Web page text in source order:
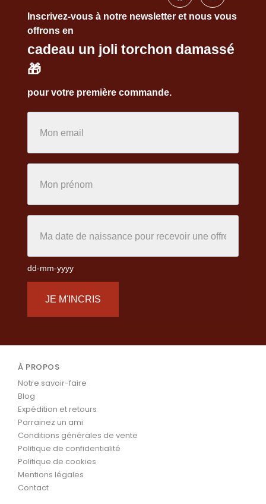
Inscrivez-vous à notre newsletter et nous vous
offrons en
cadeau un joli torchon damassé
🎁
pour votre première commande.
dd-mm-yyyy
JE M'INCRIS
À PROPOS
Notre savoir-faire
Blog
Expédition et retours
Parrainez un ami
Conditions générales de vente
Politique de confidentialité
Politique de cookies
Mentions légales
Contact